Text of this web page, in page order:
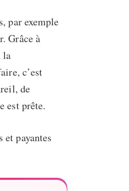
par exemple
Grâce à
la
c’est
de
est prête.
payantes